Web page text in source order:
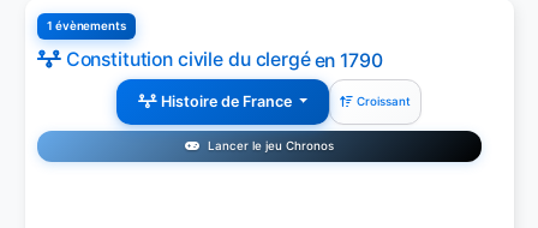
1 évènements
Constitution civile du clergéen 1790
Histoire de France Croissant
Lancer le jeu Chronos